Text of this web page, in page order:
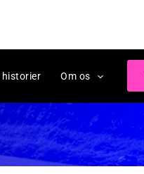
historier Om os